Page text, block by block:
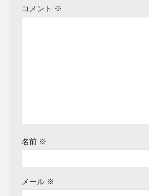
コメント ※
名前 ※
メール ※